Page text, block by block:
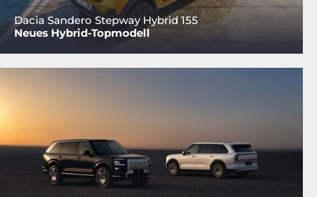
Dacia Sandero Stepway Hybrid 155
Neues Hybrid-Topmodell